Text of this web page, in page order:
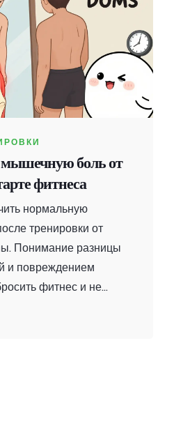
боль от
фитнеса
нормальную
тренировки от
Понимание разницы
и повреждением
фитнес и не